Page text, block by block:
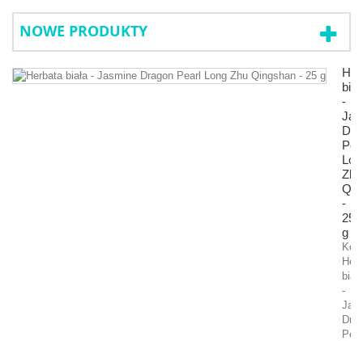
NOWE PRODUKTY
-
Zhu
-
25
g
biała
-